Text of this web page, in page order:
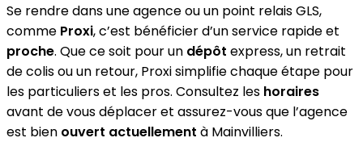
Se rendre dans une agence ou un point relais GLS,
comme Proxi, c’est bénéficier d’un service rapide et
proche. Que ce soit pour un dépôt express, un retrait
de colis ou un retour, Proxi simplifie chaque étape pour
les particuliers et les pros. Consultez les horaires
avant de vous déplacer et assurez-vous que l’agence
est bien ouvert actuellement à Mainvilliers.